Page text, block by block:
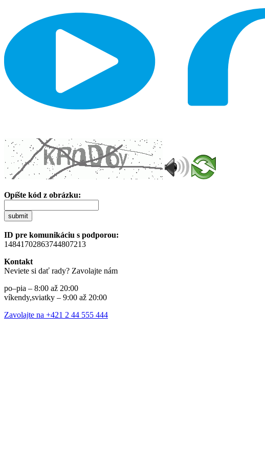
Opíšte kód z obrázku:
submit
ID pre komunikáciu s podporou:
14841702863744807213
Kontakt
Neviete si dať rady? Zavolajte nám
po–pia – 8:00 až 20:00
víkendy,sviatky – 9:00 až 20:00
Zavolajte na +421 2 44 555 444